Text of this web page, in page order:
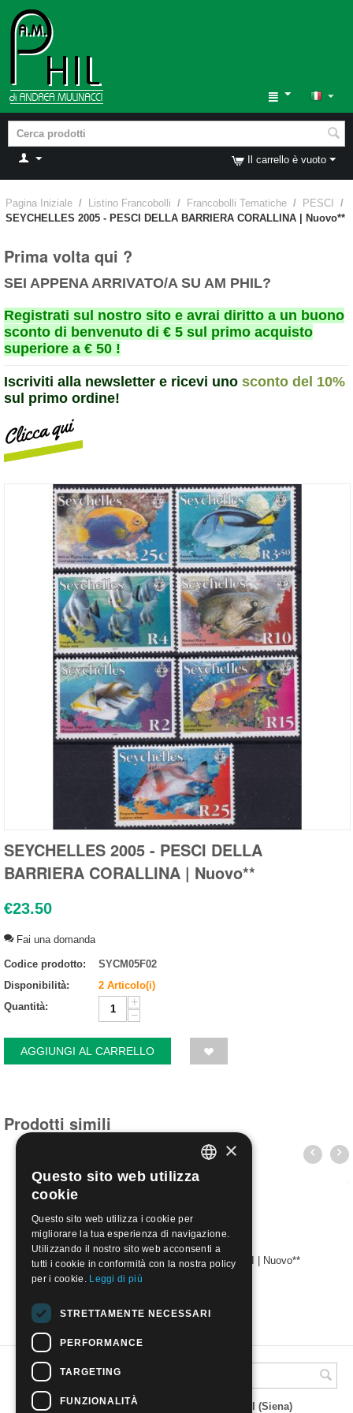
Il carrello è vuoto
Pagina Iniziale / Listino Francobolli / Francobolli Tematiche / PESCI
/
SEYCHELLES 2005 - PESCI DELLA BARRIERA CORALLINA | Nuovo**
Prima volta qui ?
SEI APPENA ARRIVATO/A SU AM PHIL?
Registrati sul nostro sito e avrai diritto a un buono
sconto di benvenuto di € 5 sul primo acquisto
superiore a € 50 !
Iscriviti alla newsletter e ricevi uno sconto del 10%
sul primo ordine!
SEYCHELLES 2005 - PESCI DELLA
BARRIERA CORALLINA | Nuovo**
€23.50
Fai una domanda
Codice prodotto:
SYCM05F02
Disponibilità:
2 Articolo(i)
Quantità:
+
−
AGGIUNGI AL CARRELLO
Prodotti simili
Australian Antarctic Territory I 2006 - PESCI | Nuovo**
A.M.Phil di Andrea Mulinacci
P.za V. Emanuele 23 - 53019 VAGLIAGLI (Siena)
ITALIAN
×
Questo sito web utilizza
cookie
Questo sito web utilizza i cookie per
migliorare la tua esperienza di navigazione.
Utilizzando il nostro sito web acconsenti a
tutti i cookie in conformità con la nostra policy
per i cookie. Leggi di più
STRETTAMENTE NECESSARI
PERFORMANCE
TARGETING
FUNZIONALITÀ